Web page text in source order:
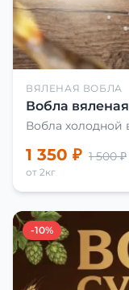
ВЯЛЕНАЯ ВОБЛА
Вобла
Вобла холодной
1 350 ₽ 1 500 ₽
от 2кг
-10%